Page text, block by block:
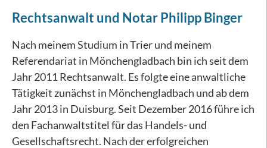
Rechtsanwalt und Notar Philipp Binger
Nach meinem Studium in Trier und meinem
Referendariat in Mönchengladbach bin ich seit dem
Jahr 2011 Rechtsanwalt. Es folgte eine anwaltliche
Tätigkeit zunächst in Mönchengladbach und ab dem
Jahr 2013 in Duisburg. Seit Dezember 2016 führe ich
den Fachanwaltstitel für das Handels- und
Gesellschaftsrecht. Nach der erfolgreichen